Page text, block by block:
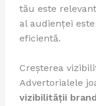
tău este
al audienței
eficientă.
Creșterea
Advertorialele
vizibilității